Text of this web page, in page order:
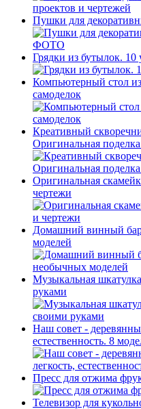
Пушки для
Грядки из бутылок.
Компьютерный стол
самоделок
Креативный
Оригинальная
Оригинальная
чертежи
Домашний винный
моделей
Музыкальная
руками
Наш совет -
естественность. 8
Пресс для отжима
Телевизор для